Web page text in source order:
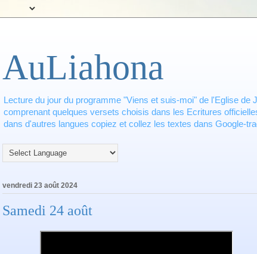
AuLiahona
Lecture du jour du programme "Viens et suis-moi" de l'Eglise
comprenant quelques versets choisis dans les Ecritures
dans d'autres langues copiez et collez les textes dans Google-
vendredi 23 août 2024
Samedi 24 août